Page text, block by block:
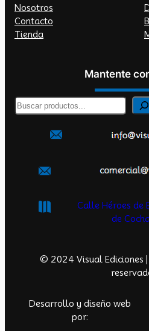
Nosotros
Contacto
Tienda
Mantente
B
Calle Héroes de
de
© 2024 Visual Ediciones |
Desarrollo y diseño web
por: